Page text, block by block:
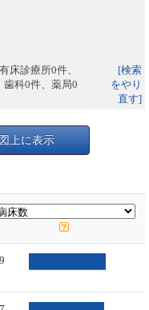
床診療所0件、
歯科0件、薬局0
[検索
をやり
直す]
上に表示